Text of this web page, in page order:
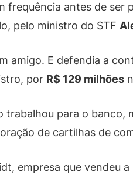
frequência antes de ser
pelo ministro do STF
amigo. E defendia a
por R$ 129 milhões
trabalhou para o banco,
de cartilhas de
empresa que vendeu